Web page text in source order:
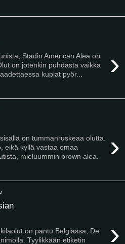
›
Stadin American Alea on
on jotenkin puhdasta vaikka
kuplat pyör...
›
on tummanruskeaa olutta.
eikä kyllä vastaa omaa
mieluummin brown alea.
›
on pantu Belgiassa, De
Tyylikkään etiketin